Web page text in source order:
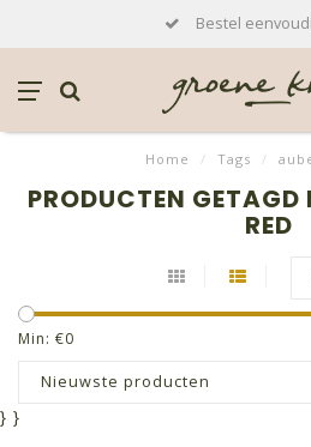
Bestel
Home / Tags /
PRODUCTEN GETAGD
RED
Min: €0
Nieuwste producten
} }